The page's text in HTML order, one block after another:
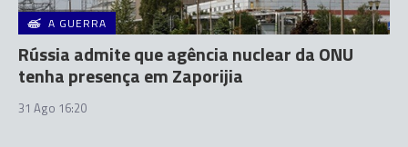
A GUERRA
Rússia admite que agência nuclear da ONU
tenha presença em Zaporijia
31 Ago 16:20